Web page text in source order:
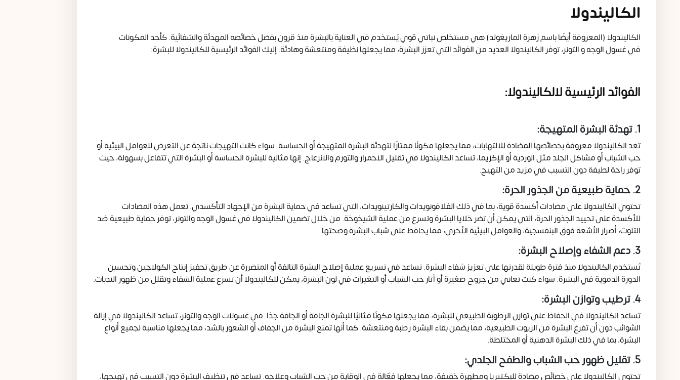
الكاليندولا
الكاليندولا (المعروفة أيضًا باسم زهرة الماريغولد) هي مستخلص نباتي قوي يُستخدم في العناية بالبشرة منذ قرون بفضل خصائصه المهدئة والشفائية. كأحد المكونات
في غسول الوجه و التونر، توفر الكاليندولا العديد من الفوائد التي تعزز البشرة، مما يجعلها نظيفة ومنتعشة وهادئة. إليك الفوائد الرئيسية للكاليندولا للبشرة:
الفوائد الرئيسية لالكاليندولا:
1. تهدئة البشرة المتهيجة:
تعد الكاليندولا معروفة بخصائصها المضادة للالتهابات، مما يجعلها مكونًا ممتازًا لتهدئة البشرة المتهيجة أو الحساسة. سواء كانت التهيجات ناتجة عن التعرض للعوامل البيئية أو
حب الشباب أو مشاكل الجلد مثل الوردية أو الإكزيما، تساعد الكاليندولا في تقليل الاحمرار والتورم والانزعاج. إنها مثالية للبشرة الحساسة أو البشرة التي تتفاعل بسهولة، حيث
توفر راحة لطيفة دون التسبب في مزيد من التهيج.
2. حماية طبيعية من الجذور الحرة:
تحتوي الكاليندولا على مضادات أكسدة قوية، بما في ذلك الفلافونويدات والكارتينويدات، التي تساعد في حماية البشرة من الإجهاد التأكسدي. تعمل هذه المضادات
للأكسدة على تحييد الجذور الحرة، التي يمكن أن تضر خلايا البشرة وتسرع من عملية الشيخوخة. من خلال تضمين الكاليندولا في غسول الوجه والتونر، توفر حماية طبيعية ضد
التلوث، أضرار الأشعة فوق البنفسجية، والعوامل البيئية الأخرى، مما يحافظ على شباب البشرة وصحتها.
3. دعم الشفاء وإصلاح البشرة:
تُستخدم الكاليندولا منذ فترة طويلة لقدرتها على تعزيز شفاء البشرة. تساعد في تسريع عملية إصلاح البشرة التالفة أو المتضررة عن طريق تحفيز إنتاج الكولاجين وتحسين
الدورة الدموية في البشرة. سواء كنت تعاني من جروح صغيرة أو آثار حب الشباب أو التغيرات في لون البشرة، يمكن للكاليندولا أن تسرع عملية الشفاء وتقلل من ظهور الندبات.
4. ترطيب وتوازن البشرة:
تساعد الكاليندولا في الحفاظ على توازن الرطوبة الطبيعي للبشرة، مما يجعلها مكونًا مثاليًا للبشرة الجافة أو الجافة جدًا. في غسولات الوجه والتونر، تساعد الكاليندولا في إزالة
الشوائب دون أن تفرغ البشرة من الزيوت الطبيعية، مما يضمن بقاء البشرة رطبة ومنتعشة. كما أنها تمنع البشرة من الجفاف أو الشعور بالشد، مما يجعلها مناسبة لجميع أنواع
البشرة، بما في ذلك البشرة الدهنية أو المختلطة.
5. تقليل ظهور حب الشباب والطفح الجلدي:
تحتوي الكاليندولا على خصائص مضادة للبكتيريا ومطهرة خفيفة، مما يجعلها فعّالة في الوقاية من حب الشباب وعلاجه. تساعد في تنظيف البشرة دون التسبب في تهيجها،